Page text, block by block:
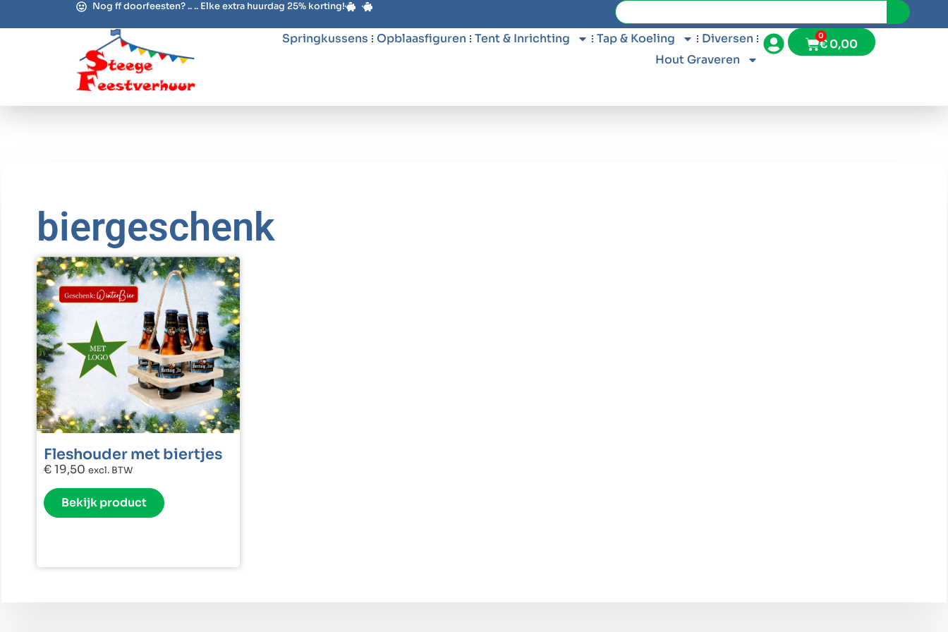
Nog ff doorfeesten? .. .. Elke extra huurdag 25% korting!
Springkussens Opblaasfiguren Tent & Inrichting Tap & Koeling
Diversen
Hout Graveren
€0,00
0
biergeschenk
Fleshouder met biertjes
€19,50 excl. BTW
Bekijk product